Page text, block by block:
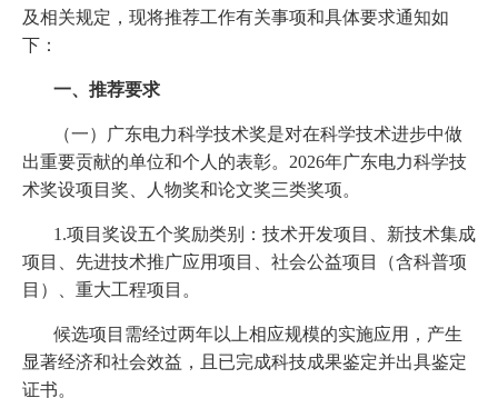
及相关规定，现将推荐工作有关事项和具体要求通知如
下：
一、推荐要求
（一）广东电力科学技术奖是对在科学技术进步中做
出重要贡献的单位和个人的表彰。2026年广东电力科学技
术奖设项目奖、人物奖和论文奖三类奖项。
1.项目奖设五个奖励类别：技术开发项目、新技术集成
项目、先进技术推广应用项目、社会公益项目（含科普项
目）、重大工程项目。
候选项目需经过两年以上相应规模的实施应用，产生
显著经济和社会效益，且已完成科技成果鉴定并出具鉴定
证书。